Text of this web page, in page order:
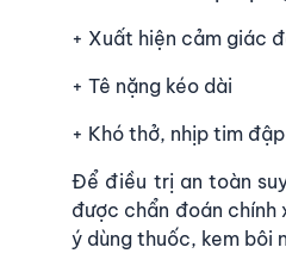
+ Xuất hiện cảm giác
+ Tê nặng kéo dài
+ Khó thở, nhịp tim
Để điều trị an toàn
được chẩn đoán chính
ý dùng thuốc, kem bôi